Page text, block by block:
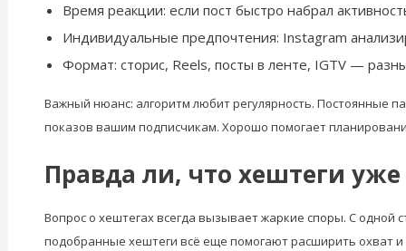
Время реакции: если пост быстро набрал
Индивидуальные предпочтения: Instagram
Формат: сторис, Reels, посты в ленте, IGTV —
Важный нюанс: алгоритм любит регулярность. Постоянные
показов вашим подписчикам. Хорошо помогает
Правда ли, что хештеги
Вопрос о хештегах всегда вызывает жаркие споры. С одной
подобранные хештеги всё еще помогают расширить охват